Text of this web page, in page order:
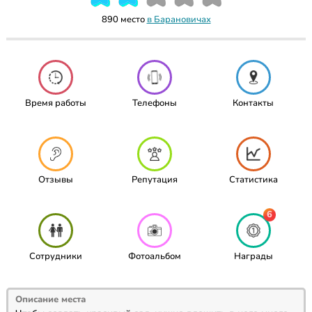
890 место в Барановичах
Время работы Телефоны Контакты
Отзывы Репутация Статистика
Сотрудники Фотоальбом
6
Награды
Описание места